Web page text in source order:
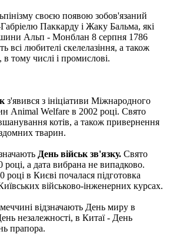
своєю появою зобов'язаний
Паккарду і Жаку Бальма, які
Альп - Монблан 8 серпня 1786
всі любителі скелелазіння, а також
в тому числі і промислові.
з'явився з ініціативи Міжнародного
Animal Welfare в 2002 році. Свято
котів, а також привернення
тварин.
День військ зв'язку. Свято
а дата вибрана не випадково.
в Києві почалася підготовка
військово-інженерних курсах.
відзначають День миру в
незалежності, в Китаї - День
прапора.